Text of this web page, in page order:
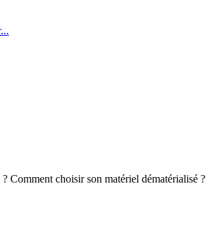
Comment choisir son matériel dématérialisé ?